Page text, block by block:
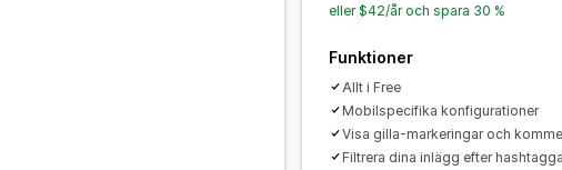
eller $42/år och spara 30 %
Funktioner
Allt i Free
Mobilspecifika konfigurationer
Visa gilla-markeringar och
Filtrera dina inlägg efter